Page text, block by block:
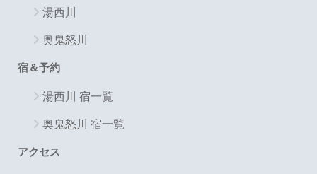
湯西川
奥鬼怒川
宿＆予約
湯西川 宿一覧
奥鬼怒川 宿一覧
アクセス